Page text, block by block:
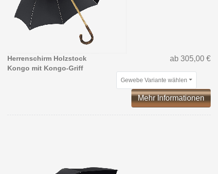
Herrenschirm Holzstock
Kongo mit Kongo-Griff
ab 305,00 €
Gewebe Variante wählen
Mehr Informationen